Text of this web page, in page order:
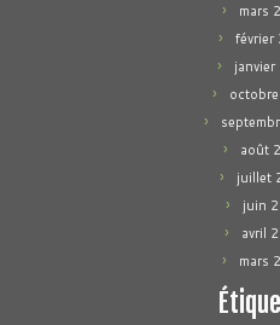
mars
février
janvier
août
juillet
juin
avril
mars